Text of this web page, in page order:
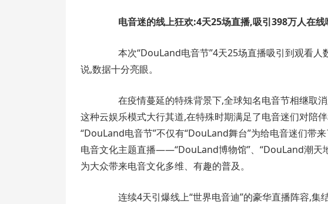
电音迷的线上狂欢:4天25场直播,吸引398万人在线
本次“DouLand电音节”4天25场直播吸引到观看人
说,数据十分亮眼。
在疫情蔓延的特殊背景下,全球知名电音节相继取消
这种云娱乐模式大行其道,在特殊时期满足了电音迷们对陪
“DouLand电音节”不仅有“DouLand舞台”为给电音迷们带
电音文化主题直播——“DouLand博物馆”、“DouLand潮天
为大众带来电音文化多维、有趣的普及。
连续4天引爆线上“世界电音迪”的豪华直播阵容,集